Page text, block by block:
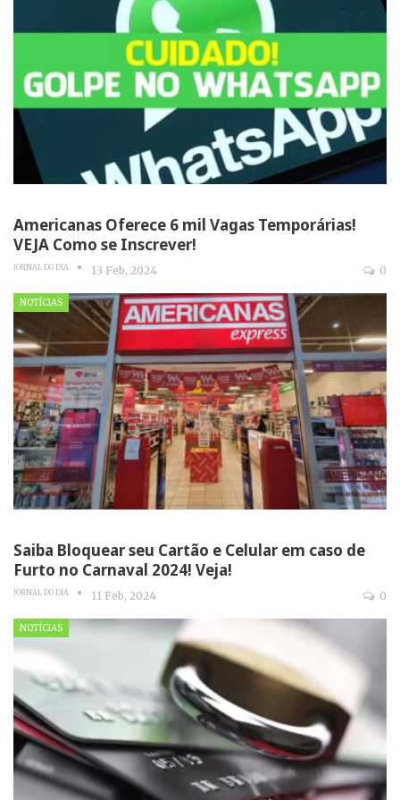
Americanas Oferece 6 mil Vagas Temporárias!
VEJA Como se Inscrever!
JORNAL DO DIA 13 Feb, 2024 0
NOTÍCIAS
Saiba Bloquear seu Cartão e Celular em caso de
Furto no Carnaval 2024! Veja!
JORNAL DO DIA 11 Feb, 2024 0
NOTÍCIAS